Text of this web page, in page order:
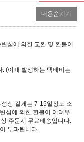
내용숨기기
심에 의한 교환 및 환불이
(이때 발생하는 택배비는
상 길게는 7-15일정도 소
심에 의한 환불이 어려우
주문시 무료배송입니다.
부과됩니다.